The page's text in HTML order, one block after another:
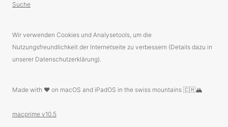
Suche
Wir verwenden Cookies und Analysetools, um die
Nutzungsfreundlichkeit der Internetseite zu verbessern (Details dazu in
unserer Datenschutzerklärung).
Made with ❤️ on macOS and iPadOS in the swiss mountains 🇨🇭🏔
macprime v10.5